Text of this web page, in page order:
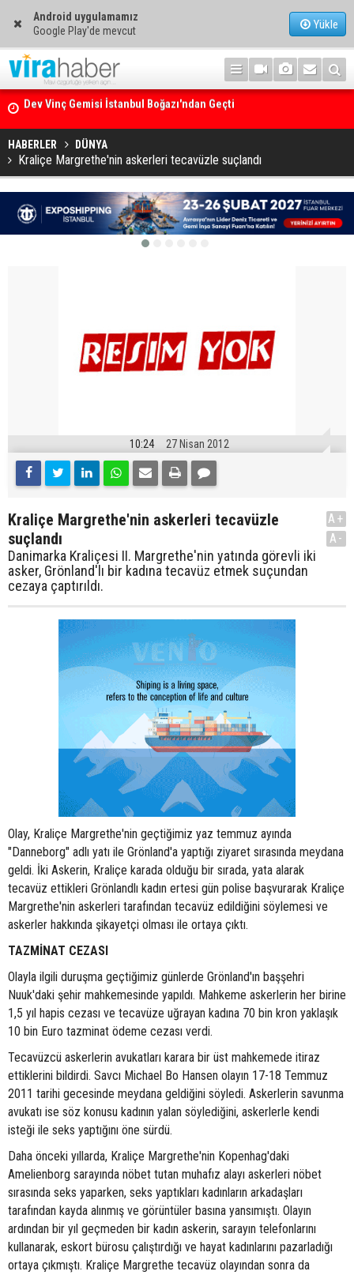
Android uygulamamız
Google Play'de mevcut
Yükle
Ege Denizi’nin En Büyük Mercan Ormanı
HABERLER DÜNYA
Kraliçe Margrethe'nin askerleri tecavüzle suçlandı
10:24 27 Nisan 2012
Kraliçe Margrethe'nin askerleri tecavüzle
suçlandı
Danimarka Kraliçesi II. Margrethe'nin yatında görevli iki
asker, Grönland'lı bir kadına tecavüz etmek suçundan
cezaya çaptırıldı.
A+
A-
Olay, Kraliçe Margrethe'nin geçtiğimiz yaz temmuz ayında
"Danneborg" adlı yatı ile Grönland'a yaptığı ziyaret sırasında meydana
geldi. İki Askerin, Kraliçe karada olduğu bir sırada, yata alarak
tecavüz ettikleri Grönlandlı kadın ertesi gün polise başvurarak Kraliçe
Margrethe'nin askerleri tarafından tecavüz edildiğini söylemesi ve
askerler hakkında şikayetçi olması ile ortaya çıktı.
TAZMİNAT CEZASI
Olayla ilgili duruşma geçtiğimiz günlerde Grönland'ın başşehri
Nuuk'daki şehir mahkemesinde yapıldı. Mahkeme askerlerin her birine
1,5 yıl hapis cezası ve tecavüze uğrayan kadına 70 bin kron yaklaşık
10 bin Euro tazminat ödeme cezası verdi.
Tecavüzcü askerlerin avukatları karara bir üst mahkemede itiraz
ettiklerini bildirdi. Savcı Michael Bo Hansen olayın 17-18 Temmuz
2011 tarihi gecesinde meydana geldiğini söyledi. Askerlerin savunma
avukatı ise söz konusu kadının yalan söylediğini, askerlerle kendi
isteği ile seks yaptığını öne sürdü.
Daha önceki yıllarda, Kraliçe Margrethe'nin Kopenhag'daki
Amelienborg sarayında nöbet tutan muhafız alayı askerleri nöbet
sırasında seks yaparken, seks yaptıkları kadınların arkadaşları
tarafından kayda alınmış ve görüntüler basına yansımıştı. Olayın
ardından bir yıl geçmeden bir kadın askerin, sarayın telefonlarını
kullanarak, eskort bürosu çalıştırdığı ve hayat kadınlarını pazarladığı
ortaya çıkmıştı. Kraliçe Margrethe tecavüz olayından sonra da